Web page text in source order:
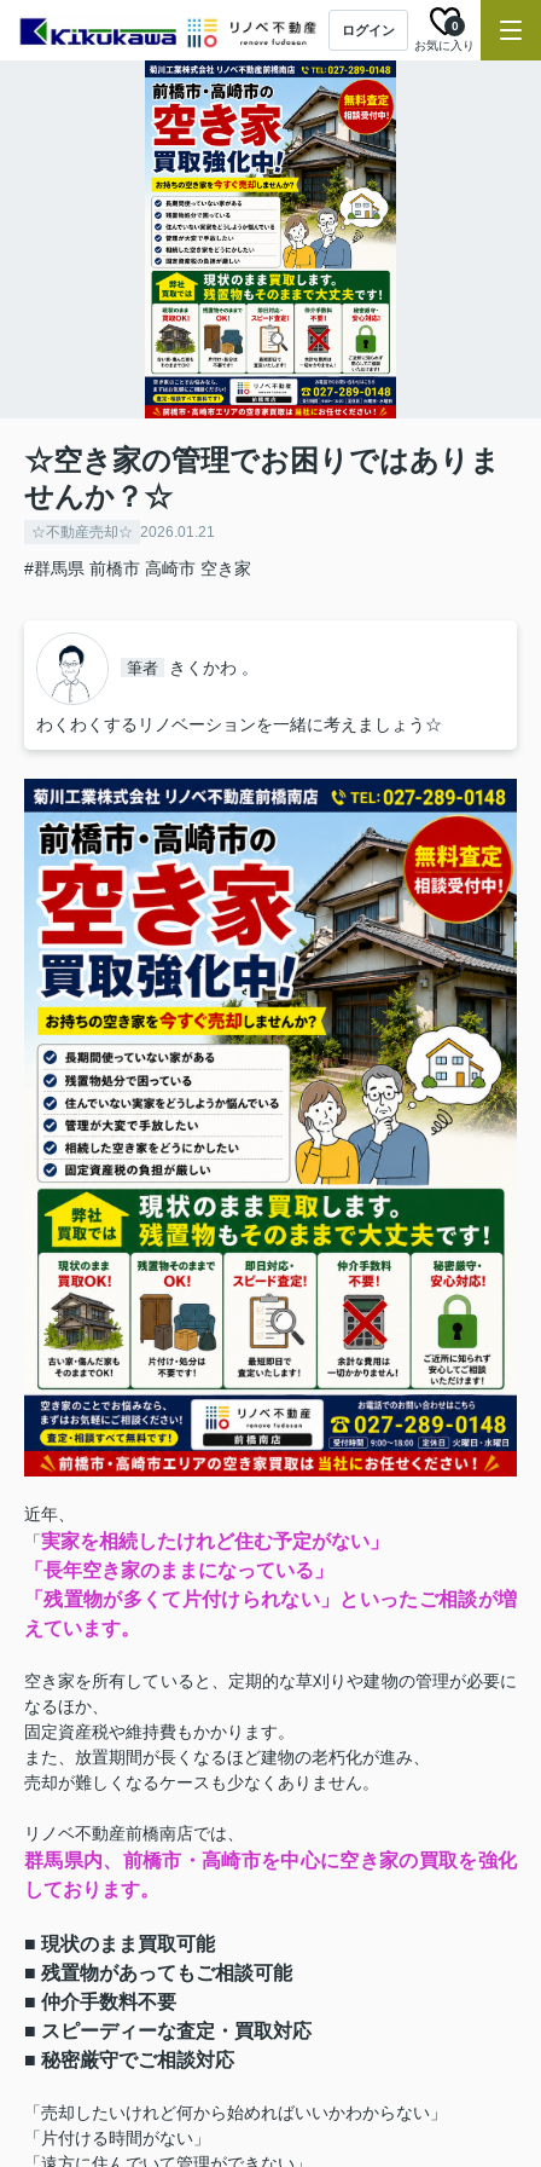
ログイン
お気に入り
0
☆空き家の管理でお困りではありま
せんか？☆
☆不動産売却☆ 2026.01.21
#群馬県 前橋市 高崎市 空き家
筆者 きくかわ 。
わくわくするリノベーションを一緒に考えましょう☆
近年、
「実家を相続したけれど住む予定がない」
「長年空き家のままになっている」
「残置物が多くて片付けられない」といったご相談が増
えています。
空き家を所有していると、定期的な草刈りや建物の管理が必要に
なるほか、
固定資産税や維持費もかかります。
また、放置期間が長くなるほど建物の老朽化が進み、
売却が難しくなるケースも少なくありません。
リノベ不動産前橋南店では、
群馬県内、前橋市・高崎市を中心に空き家の買取を強化
しております。
■ 現状のまま買取可能
■ 残置物があってもご相談可能
■ 仲介手数料不要
■ スピーディーな査定・買取対応
■ 秘密厳守でご相談対応
「売却したいけれど何から始めればいいかわからない」
「片付ける時間がない」